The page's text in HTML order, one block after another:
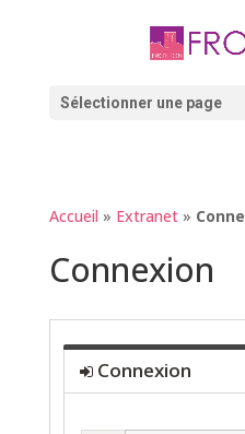
Sélectionner une page
Accueil » Extranet»
Connexion
Connexion